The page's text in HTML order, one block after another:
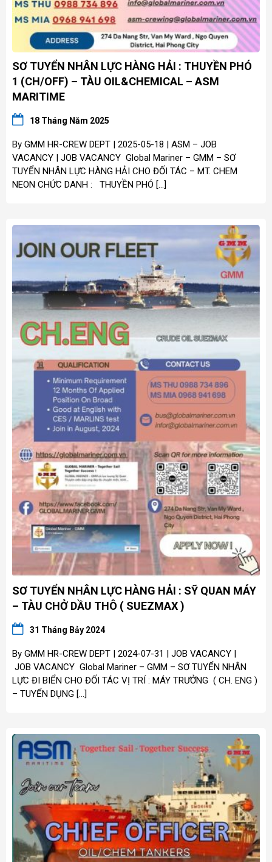
SƠ TUYỂN NHÂN LỰC HÀNG HẢI : THUYỀN PHÓ
1 (CH/OFF) – TÀU OIL&CHEMICAL – ASM
MARITIME
18 Tháng Năm 2025
By GMM HR-CREW DEPT | 2025-05-18 | ASM – JOB
VACANCY | JOB VACANCY Global Mariner – GMM – SƠ
TUYỂN NHÂN LỰC HÀNG HẢI CHO ĐỐI TÁC – MT. CHEM
NEON CHỨC DANH : THUYỀN PHÓ […]
SƠ TUYỂN NHÂN LỰC HÀNG HẢI : SỸ QUAN MÁY
– TÀU CHỞ DẦU THÔ ( SUEZMAX )
31 Tháng Bảy 2024
By GMM HR-CREW DEPT | 2024-07-31 | JOB VACANCY |
JOB VACANCY Global Mariner – GMM – SƠ TUYỂN NHÂN
LỰC ĐI BIỂN CHO ĐỐI TÁC VỊ TRÍ : MÁY TRƯỞNG ( CH. ENG )
– TUYỂN DỤNG […]